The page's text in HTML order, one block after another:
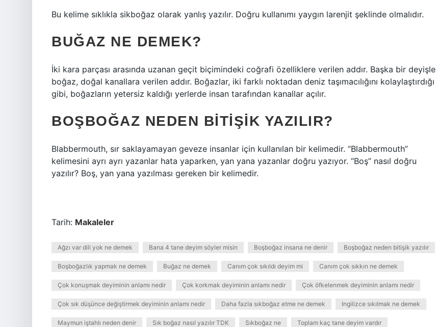
Bu kelime sıklıkla sikboğaz olarak yanlış yazılır. Doğru kullanımı yaygın larenjit şeklinde olmalıdır.
BUĞAZ NE DEMEK?
İki kara parçası arasında uzanan geçit biçimindeki coğrafi özelliklere verilen addır. Başka bir deyişle
boğaz, doğal kanallara verilen addır. Boğazlar, iki farklı noktadan deniz taşımacılığını kolaylaştırdığı
gibi, boğazların yetersiz kaldığı yerlerde insan tarafından kanallar açılır.
BOŞBOĞAZ NEDEN BITIŞIK YAZILIR?
Blabbermouth, sır saklayamayan geveze insanlar için kullanılan bir kelimedir. “Blabbermouth”
kelimesini ayrı ayrı yazanlar hata yaparken, yan yana yazanlar doğru yazıyor. “Boş” nasıl doğru
yazılır? Boş, yan yana yazılması gereken bir kelimedir.
Tarih: Makaleler
Ağzı var dili yok ne demek Bana 4 tane deyim söyler misin Boşboğaz insana ne denir Boşboğaz neden bitişik yazılır
Boşboğazlık yapmak ne demek Buğaz ne demek Canım çok sıkıldı deyim mi Canım çok sıkkın ne demek
Çok konuşmak deyiminin anlamı nedir Çok korkmak deyiminin anlamı nedir Çok öfkelenmek deyiminin anlamı nedir
Çok sık düşünce değiştirmek deyiminin anlamı nedir Daha fazla sıkboğaz etme ne demek Ingilizce sıkılmak ne demek
Maymun iştahlı neden denir Sık boğaz nasıl yazılır TDK Sıkboğaz ne Toplam kaç tane deyim vardır